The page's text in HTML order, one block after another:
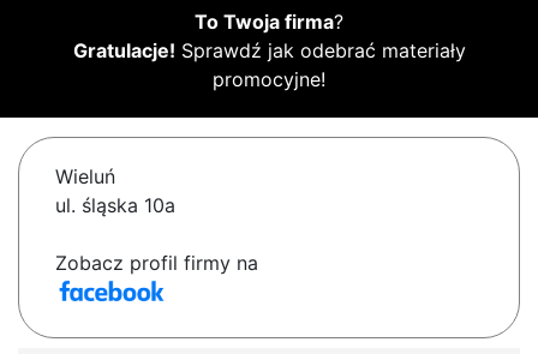
To Twoja firma?
Gratulacje! Sprawdź jak odebrać materiały
promocyjne!
Wieluń
ul. śląska 10a
Zobacz profil firmy na